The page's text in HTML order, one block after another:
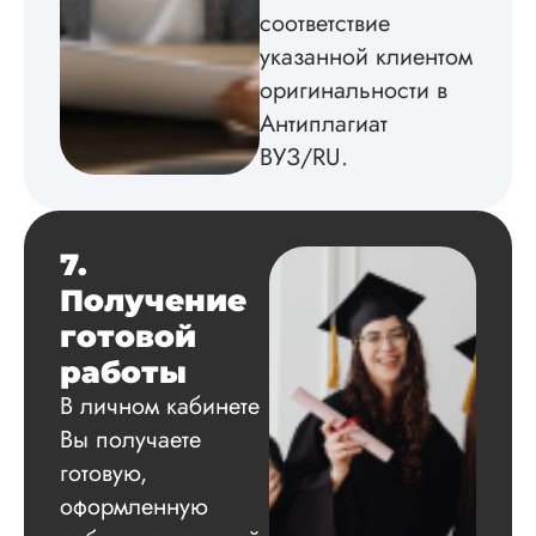
Олежа
Кандидатская
2024-07-01
Заказывал
кандидатскую по
психологии для
девушки, у нее
большая часть
написана, решил
помочь. Она была
шоке, конечно, но
хорошо,
соответствие
указанной клиентом
оригинальности в
Антиплагиат
ВУЗ/RU.
7.
Получение
готовой
работы
В личном кабинете
Вы получаете
готовую,
оформленную